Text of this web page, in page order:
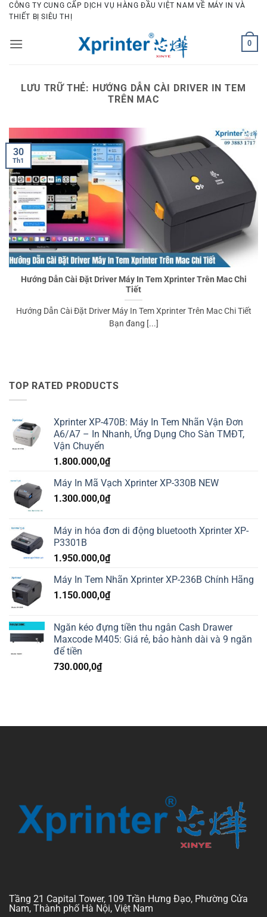
Bỏ
qua
dung
CÔNG TY CUNG CẤP DỊCH VỤ HÀNG ĐẦU VIỆT NAM VỀ MÁY IN VÀ
THIẾT BỊ SIÊU THỊ
0
LƯU TRỮ THẺ: HƯỚNG DẪN CÀI DRIVER IN TEM
TRÊN MAC
Hướng Dẫn Cài Đặt Driver Máy In Tem Xprinter Trên Mac Chi
Tiết
️Hướng Dẫn Cài Đặt Driver Máy In Tem Xprinter Trên Mac Chi Tiết
Bạn đang [...]
30
Th1
TOP RATED PRODUCTS
Xprinter XP-470B: Máy In Tem Nhãn Vận Đơn
A6/A7 – In Nhanh, Ứng Dụng Cho Sàn TMĐT,
Vận Chuyển
1.800.000,0₫
Máy In Mã Vạch Xprinter XP-330B NEW
1.300.000,0₫
Máy in hóa đơn di động bluetooth Xprinter XP-
P3301B
1.950.000,0₫
Máy In Tem Nhãn Xprinter XP-236B Chính Hãng
1.150.000,0₫
Ngăn kéo đựng tiền thu ngân Cash Drawer
Maxcode M405: Giá rẻ, bảo hành dài và 9 ngăn
để tiền
730.000,0₫
Tầng 21 Capital Tower, 109 Trần Hưng Đạo, Phường Cửa
Nam, Thành phố Hà Nội, Việt Nam